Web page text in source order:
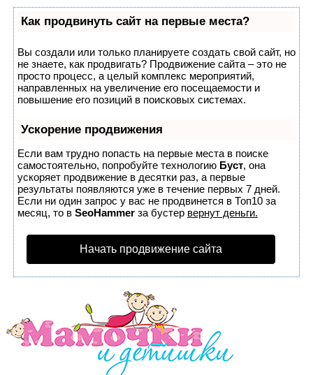
Как продвинуть сайт на первые места?
Вы создали или только планируете создать свой сайт, но
не знаете, как продвигать? Продвижение сайта – это не
просто процесс, а целый комплекс мероприятий,
направленных на увеличение его посещаемости и
повышение его позиций в поисковых системах.
Ускорение продвижения
Если вам трудно попасть на первые места в поиске
самостоятельно, попробуйте технологию Буст, она
ускоряет продвижение в десятки раз, а первые
результаты появляются уже в течение первых 7 дней.
Если ни один запрос у вас не продвинется в Топ10 за
месяц, то в SeoHammerза бустер вернут деньги.
Начать продвижение сайта